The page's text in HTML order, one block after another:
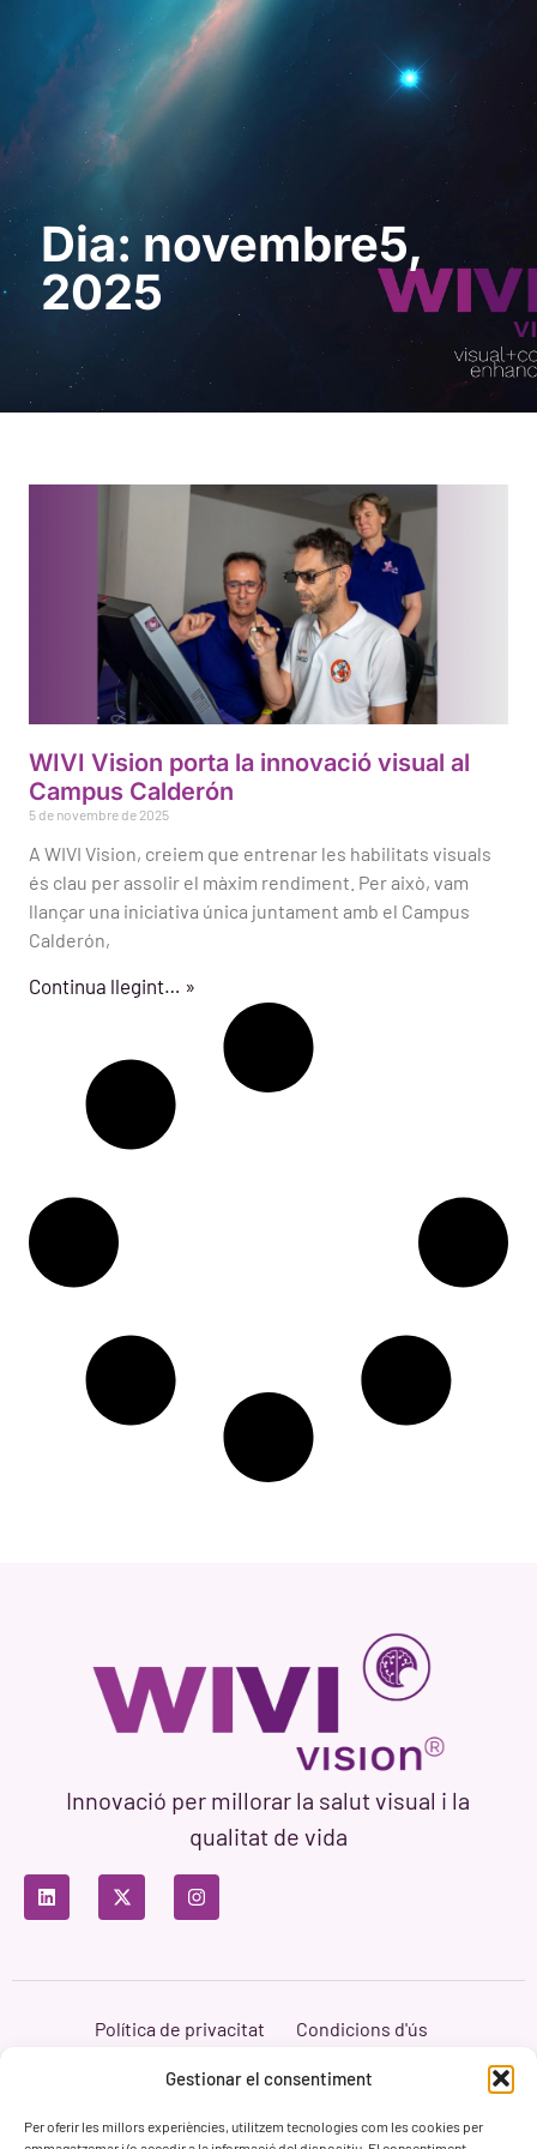
Gestionar el consentiment
Per oferir les millors experiències, utilitzem tecnologies com les cookies per
demostració
Dia: novembre5,
2025
WIVI Vision porta la innovació visual al
Campus Calderón
5 de novembre de 2025
A WIVI Vision, creiem que entrenar les habilitats visuals
és clau per assolir el màxim rendiment. Per això, vam
llançar una iniciativa única juntament amb el Campus
Calderón,
Continua llegint… »
Innovació per millorar la salut visual i la
qualitat de vida
Política de privacitat
Condicions d'ús
Branding i Web ASH Proyectos Creativos